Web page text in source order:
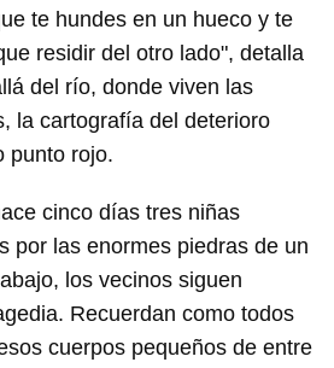
te hundes en un hueco y te
residir del otro lado", detalla
del río, donde viven las
la cartografía del deterioro
punto rojo.
cinco días tres niñas
por las enormes piedras de un
los vecinos siguen
Recuerdan como todos
cuerpos pequeños de entre